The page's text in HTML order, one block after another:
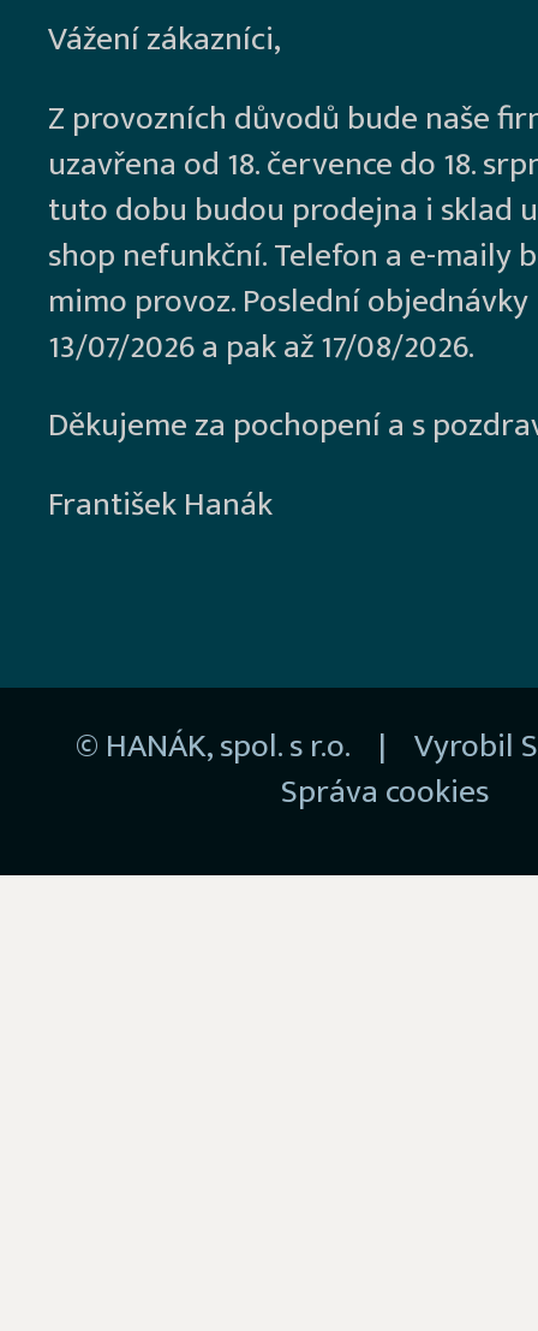
Vážení zákazníci,
Z provozních důvodů bude naše
uzavřena od 18. července do 18.
tuto dobu budou prodejna i sklad
shop nefunkční. Telefon a e-maily
mimo provoz. Poslední
13/07/2026 a pak až 17/08/2026.
Děkujeme za pochopení a s
František Hanák
© HANÁK, spol. s r.o. | Vyrobil
Správa cookies